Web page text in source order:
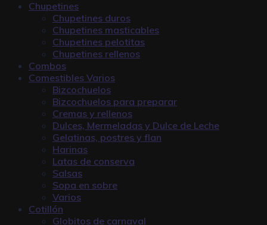
Chupetines
Chupetines duros
Chupetines masticables
Chupetines pelotitas
Chupetines rellenos
Combos
Comestibles Varios
Bizcochuelos
Bizcochuelos para preparar
Cremas y rellenos
Dulces, Mermeladas y Dulce de Leche
Gelatinas, postres y flan
Harinas
Latas de conserva
Salsas
Sopa en sobre
Varios
Cotillón
Globitos de carnaval